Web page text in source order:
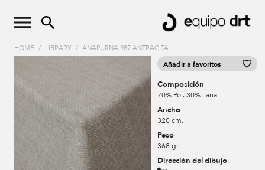
HOME / LIBRARY / ANAPURNA 987 ANTRACITA
Añadir a favoritos
Composición
70% Pol. 30% Lana
Ancho
320 cm.
Peso
368 gr.
Dirección del dibujo